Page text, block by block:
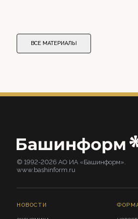
ВСЕ МАТЕРИАЛЫ
© 1992-2026 АО ИА «Башинформ».
www.bashinform.ru
НОВОСТИ